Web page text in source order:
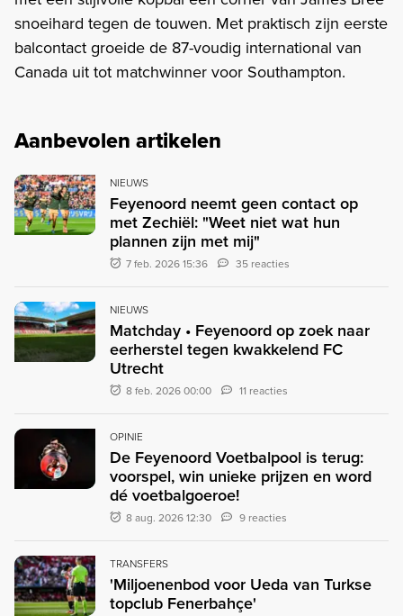
snoeihard tegen de touwen. Met praktisch zijn eerste
balcontact groeide de 87-voudig international van
Canada uit tot matchwinner voor Southampton.
Aanbevolen artikelen
NIEUWS
Feyenoord neemt geen contact op
met Zechiël: "Weet niet wat hun
plannen zijn met mij"
7 feb. 2026 15:36 35 reacties
NIEUWS
Matchday • Feyenoord op zoek naar
eerherstel tegen kwakkelend FC
Utrecht
8 feb. 2026 00:00 11 reacties
OPINIE
De Feyenoord Voetbalpool is terug:
voorspel, win unieke prijzen en word
dé voetbalgoeroe!
8 aug. 2026 12:30 9 reacties
TRANSFERS
'Miljoenenbod voor Ueda van Turkse
topclub Fenerbahçe'